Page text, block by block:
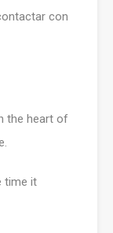
con
the heart of
time it